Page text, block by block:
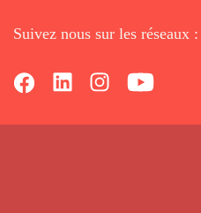
Suivez nous sur les réseaux :